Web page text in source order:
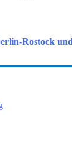
Rostock